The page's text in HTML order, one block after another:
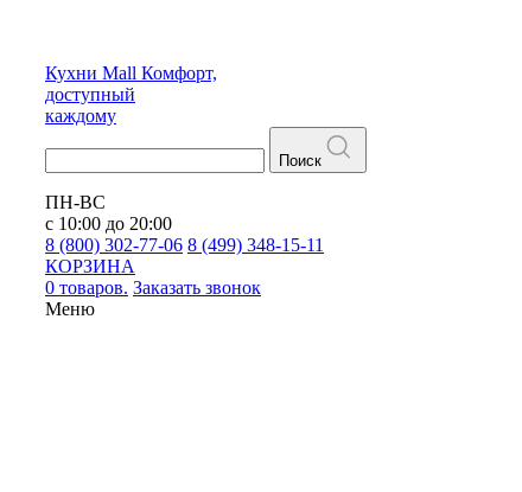
Кухни Mall Комфорт,
доступный
каждому
Поиск
ПН-ВС
с 10:00 до 20:00
8 (800) 302-77-06 8 (499) 348-15-11
КОРЗИНА
0 товаров. Заказать звонок
Меню